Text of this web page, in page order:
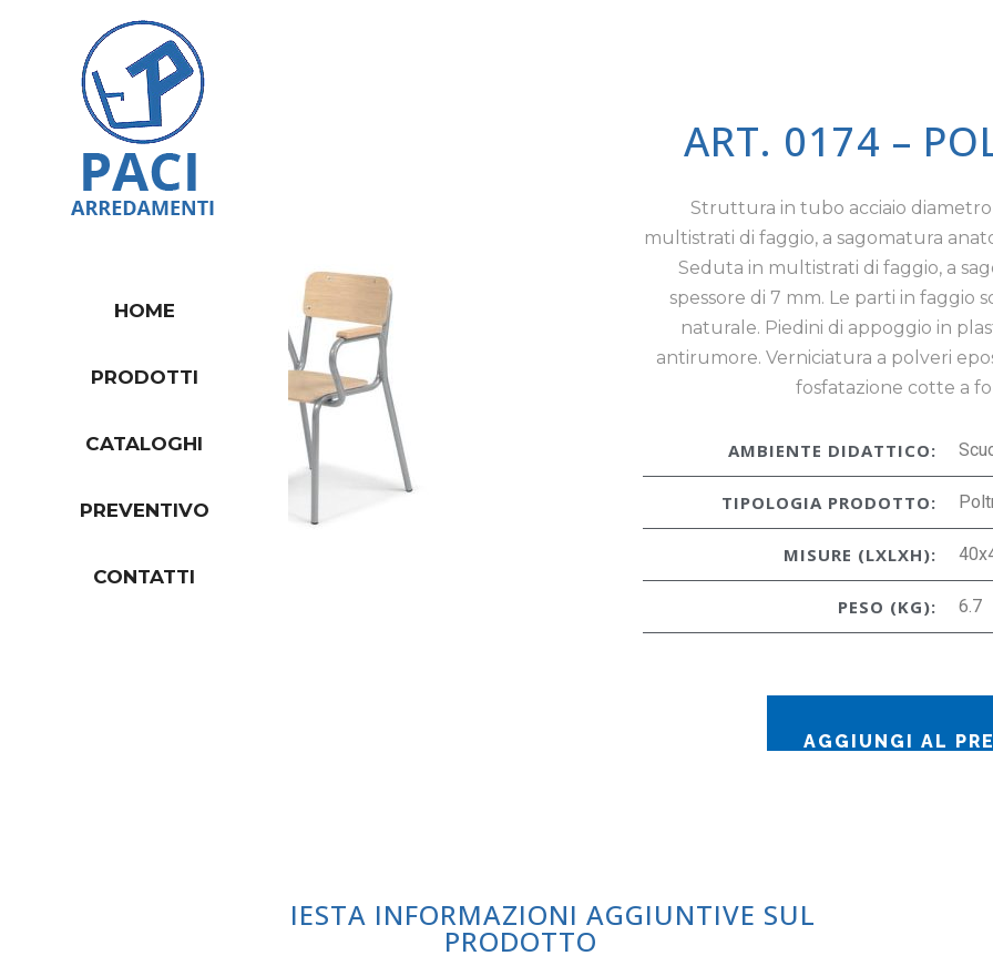
HOME
PRODOTTI
CATALOGHI
PREVENTIVO
CONTATTI
ART. 0174 –
Struttura in tubo acciaio diametro
multistrati di faggio, a sagomatura
Seduta in multistrati di faggio, a
spessore di 7 mm. Le parti in faggio
naturale. Piedini di appoggio in
antirumore. Verniciatura a polveri
fosfatazione cotte a
AMBIENTE DIDATTICO:
TIPOLOGIA PRODOTTO:
MISURE (LXLXH):
PESO (KG): 6.7
AGGIUNGI AL
RICHIESTA INFORMAZIONI AGGIUNTIVE SUL
PRODOTTO